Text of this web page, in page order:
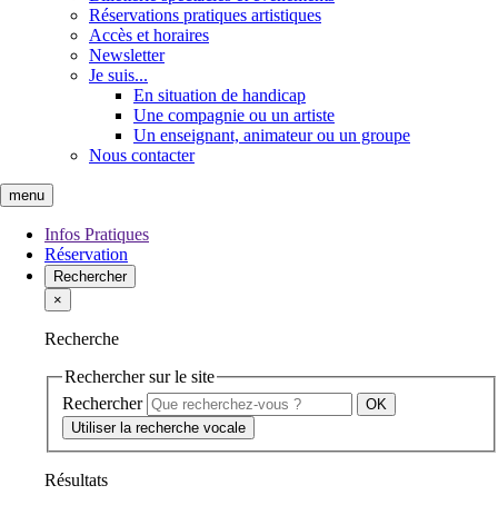
Réservations pratiques artistiques
Accès et horaires
Newsletter
Je suis...
En situation de handicap
Une compagnie ou un artiste
Un enseignant, animateur ou un groupe
Nous contacter
menu
Infos Pratiques
Réservation
Rechercher
×
Recherche
Rechercher sur le site
Rechercher
Utiliser la recherche vocale
Résultats